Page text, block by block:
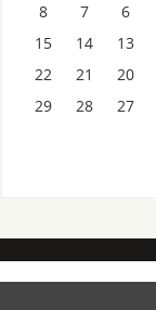
6
7
8
13
14
15
20
21
22
27
28
29